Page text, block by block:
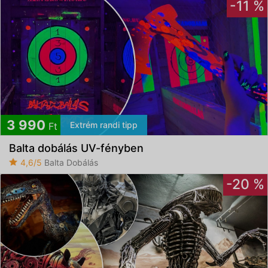
-11 %
3 990 Ft Extrém randi tipp
Balta dobálás UV-fényben
4,6/5 Balta Dobálás
-20 %